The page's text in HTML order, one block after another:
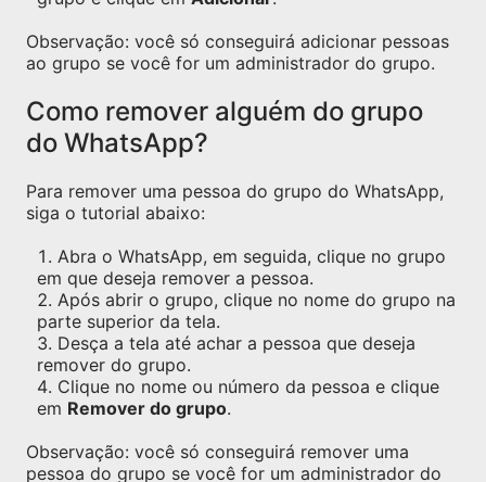
Observação: você só conseguirá adicionar pessoas
ao grupo se você for um administrador do grupo.
Como remover alguém do grupo
do WhatsApp?
Para remover uma pessoa do grupo do WhatsApp,
siga o tutorial abaixo:
Abra o WhatsApp, em seguida, clique no grupo
em que deseja remover a pessoa.
Após abrir o grupo, clique no nome do grupo na
parte superior da tela.
Desça a tela até achar a pessoa que deseja
remover do grupo.
Clique no nome ou número da pessoa e clique
em Remover do grupo.
Observação: você só conseguirá remover uma
pessoa do grupo se você for um administrador do